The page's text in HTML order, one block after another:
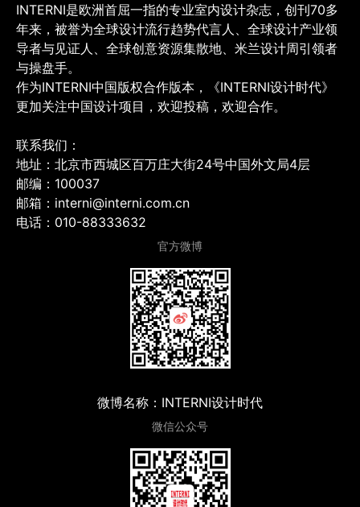
INTERNI是欧洲首屈一指的专业室内设计杂志，创刊70多
年来，被誉为全球设计流行趋势代言人、全球设计产业领
导者与见证人、全球创意资源集散地、米兰设计周引领者
与操盘手。
作为INTERNI中国版权合作版本，《INTERNI设计时代》
更加关注中国设计项目，欢迎投稿，欢迎合作。
联系我们：
地址：北京市西城区百万庄大街24号中国外文局4层
邮编：100037
邮箱：interni@interni.com.cn
电话：010-88333632
官方微博
微博名称：INTERNI设计时代
微信公众号